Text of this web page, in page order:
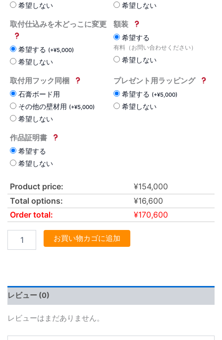
希望しない 希望しない
取付仕込みを木どっこに変更
希望する (+¥5,000)
希望しない
額装
希望する
有料（お問い合わせください）
希望しない
取付用フック同梱
石膏ボード用
その他の壁材用 (+¥5,000)
希望しない
プレゼント用ラッピング
希望する (+¥5,000)
希望しない
作品証明書
希望する
希望しない
Product price: ¥154,000
Total options:
¥16,600
Order total:
¥170,600
お買い物カゴに追加
レビュー (0)
レビューはまだありません。